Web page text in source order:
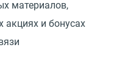
материалов,
акциях и бонусах